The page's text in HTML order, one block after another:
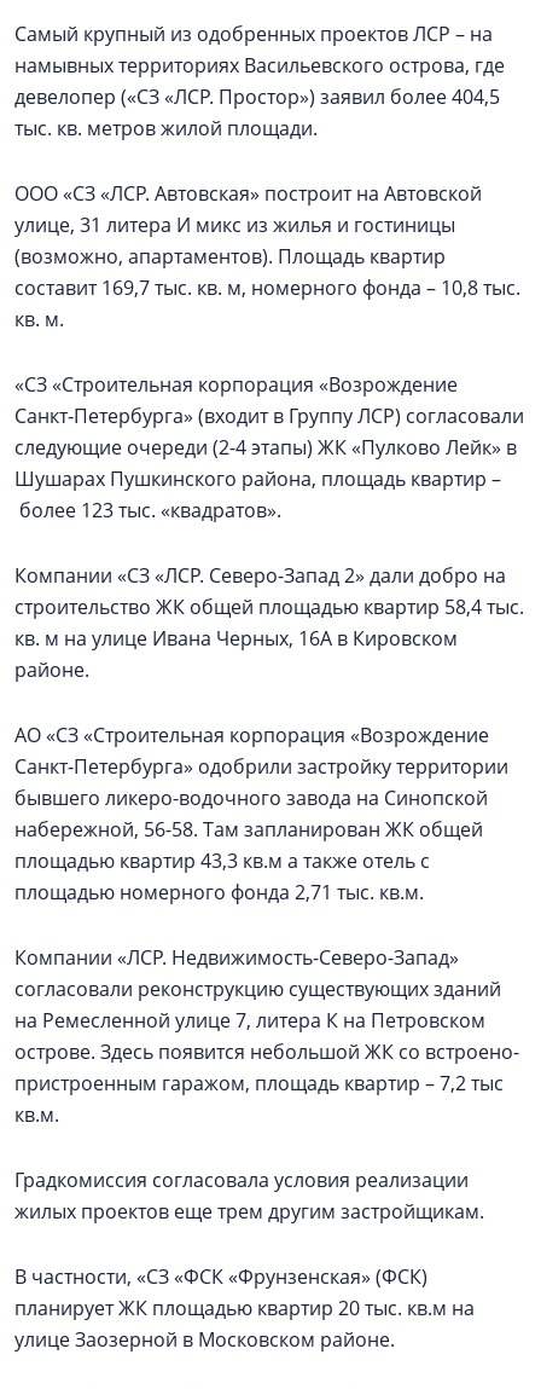
Самый крупный из одобренных проектов ЛСР – на
намывных территориях Васильевского острова, где
девелопер («СЗ «ЛСР. Простор») заявил более 404,5
тыс. кв. метров жилой площади.
ООО «СЗ «ЛСР. Автовская» построит на Автовской
улице, 31 литера И микс из жилья и гостиницы
(возможно, апартаментов). Площадь квартир
составит 169,7 тыс. кв. м, номерного фонда – 10,8 тыс.
кв. м.
«СЗ «Строительная корпорация «Возрождение
Санкт‑Петербурга» (входит в Группу ЛСР) согласовали
следующие очереди (2-4 этапы) ЖК «Пулково Лейк» в
Шушарах Пушкинского района, площадь квартир –
более 123 тыс. «квадратов».
Компании «СЗ «ЛСР. Северо-Запад 2» дали добро на
строительство ЖК общей площадью квартир 58,4 тыс.
кв. м на улице Ивана Черных, 16А в Кировском
районе.
АО «СЗ «Строительная корпорация «Возрождение
Санкт‑Петербурга» одобрили застройку территории
бывшего ликеро-водочного завода на Синопской
набережной, 56-58. Там запланирован ЖК общей
площадью квартир 43,3 кв.м а также отель с
площадью номерного фонда 2,71 тыс. кв.м.
Компании «ЛСР. Недвижимость-Северо-Запад»
согласовали реконструкцию существующих зданий
на Ремесленной улице 7, литера К на Петровском
острове. Здесь появится небольшой ЖК со встроено-
пристроенным гаражом, площадь квартир – 7,2 тыс
кв.м.
Градкомиссия согласовала условия реализации
жилых проектов еще трем другим застройщикам.
В частности, «СЗ «ФСК «Фрунзенская» (ФСК)
планирует ЖК площадью квартир 20 тыс. кв.м на
улице Заозерной в Московском районе.